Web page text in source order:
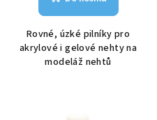
Rovné, úzké pilníky pro
akrylové i gelové nehty na
modeláž nehtů